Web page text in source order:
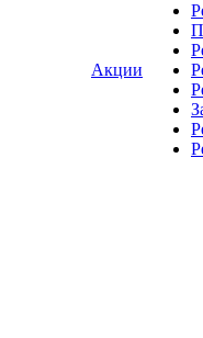
Акции